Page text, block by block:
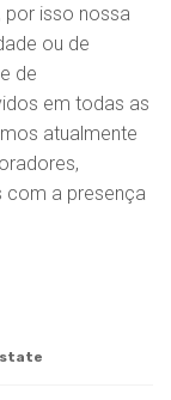
isso nossa
ou de
de
em todas as
atualmente
com a presença